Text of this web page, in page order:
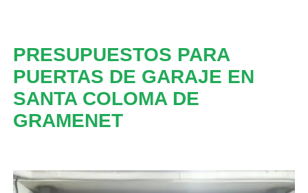
PRESUPUESTOS PARA
PUERTAS DE GARAJE EN
SANTA COLOMA DE
GRAMENET